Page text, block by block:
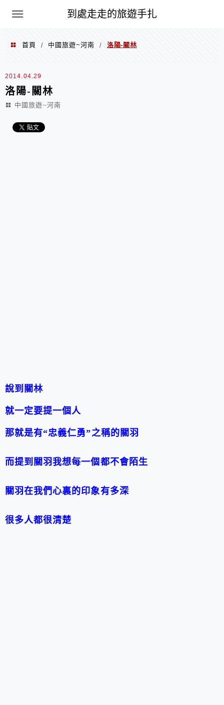
到處走走的旅遊手扎
首頁 / 中國旅遊~河南 / 洛陽-關林
2014.04.29
洛陽-關林
中國旅遊~河南
說到關林
就一定要提一個人
那就是有“忠義仁勇”之稱的關羽
而提到關羽我想每一個都不會陌生
關羽在我們心裏的印象有多深
很多人都很清楚